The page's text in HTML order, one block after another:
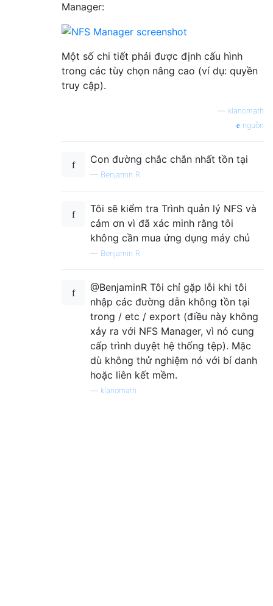
Manager:
Một số chi tiết phải được định cấu hình
trong các tùy chọn nâng cao (ví dụ: quyền
truy cập).
klanomath
nguồn
Con đường chắc chắn nhất tồn tại
— Benjamin R
Tôi sẽ kiểm tra Trình quản lý NFS và
cảm ơn vì đã xác minh rằng tôi
không cần mua ứng dụng máy chủ
— Benjamin R
@BenjaminR Tôi chỉ gặp lỗi khi tôi
nhập các đường dẫn không tồn tại
trong / etc / export (điều này không
xảy ra với NFS Manager, vì nó cung
cấp trình duyệt hệ thống tệp). Mặc
dù không thử nghiệm nó với bí danh
hoặc liên kết mềm.
klanomath